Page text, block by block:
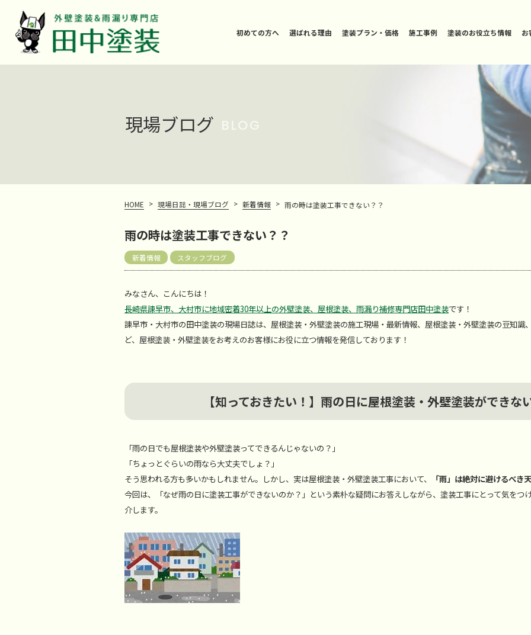
初めての方へ 選ばれる理由 塗装プラン・価格 施工事例 塗装のお役立ち情報 お
現場ブログ
HOME > 現場日誌・現場ブログ > 新着情報 > 雨の時は塗装工事できない？？
雨の時は塗装工事できない？？
新着情報 スタッフブログ
みなさん、こんにちは！
長崎県諫早市、大村市に地域密着30年以上の外壁塗装、屋根塗装、雨漏り補修専門店田中塗装です！
諫早市・大村市の田中塗装の現場日誌は、屋根塗装・外壁塗装の施工現場・最新情報、屋根塗装・外壁塗装の豆知識
ど、屋根塗装・外壁塗装をお考えのお客様にお役に立つ情報を発信しております！
【知っておきたい！】雨の日に屋根塗装・外壁塗装ができな
「雨の日でも屋根塗装や外壁塗装ってできるんじゃないの？」
「ちょっとぐらいの雨なら大丈夫でしょ？」
そう思われる方も多いかもしれません。しかし、実は屋根塗装・外壁塗装工事において、
「雨」は絶対に避けるべき
今回は、「なぜ雨の日に塗装工事ができないのか？」という素朴な疑問にお答えしながら、塗装工事にとって気をつ
介します。